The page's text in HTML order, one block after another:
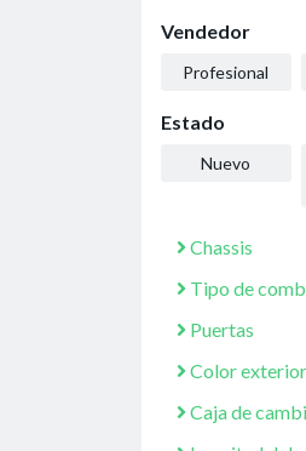
Vendedor
Profesional
Estado
Nuevo
Chassis
Tipo de
Puertas
Color exterior
Caja de